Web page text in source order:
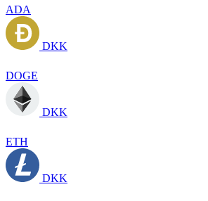
ADA
DKK
DOGE
DKK
ETH
DKK